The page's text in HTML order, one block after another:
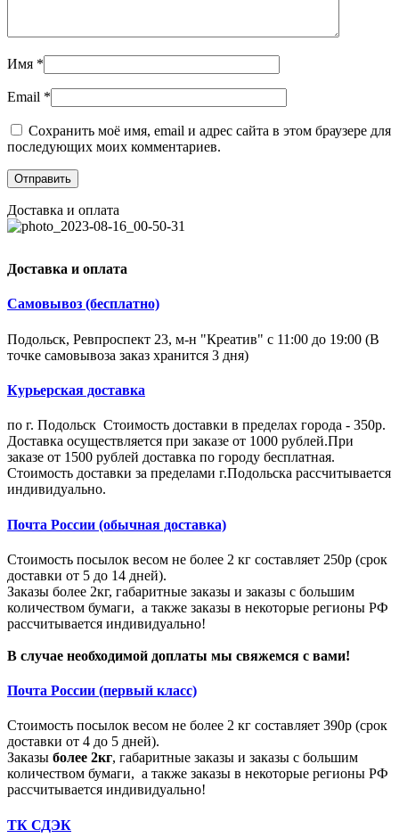
Имя *
Email *
Сохранить моё имя, email и адрес сайта в этом браузере для
последующих моих комментариев.
Доставка и оплата
Доставка и оплата
Самовывоз (бесплатно)
Подольск, Ревпроспект 23, м-н "Креатив" с 11:00 до 19:00 (В
точке самовывоза заказ хранится 3 дня)
Курьерская доставка
по г. Подольск Стоимость доставки в пределах города - 350р.
Доставка осуществляется при заказе от 1000 рублей.При
заказе от 1500 рублей доставка по городу бесплатная.
Стоимость доставки за пределами г.Подольска рассчитывается
индивидуально.
Почта России (обычная доставка)
Стоимость посылок весом не более 2 кг составляет 250р (срок
доставки от 5 до 14 дней).
Заказы более 2кг, габаритные заказы и заказы с большим
количеством бумаги, а также заказы в некоторые регионы РФ
рассчитывается индивидуально!
В случае необходимой доплаты мы свяжемся с вами!
Почта России (первый класс)
Стоимость посылок весом не более 2 кг составляет 390р (срок
доставки от 4 до 5 дней).
Заказы более 2кг, габаритные заказы и заказы с большим
количеством бумаги, а также заказы в некоторые регионы РФ
рассчитывается индивидуально!
ТК СДЭК